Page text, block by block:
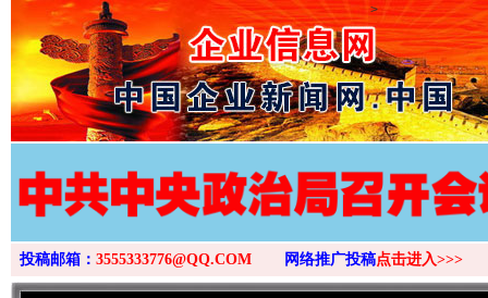
>
投稿邮箱： 3555333776@QQ.COM 网络推广投稿点击进入>>>